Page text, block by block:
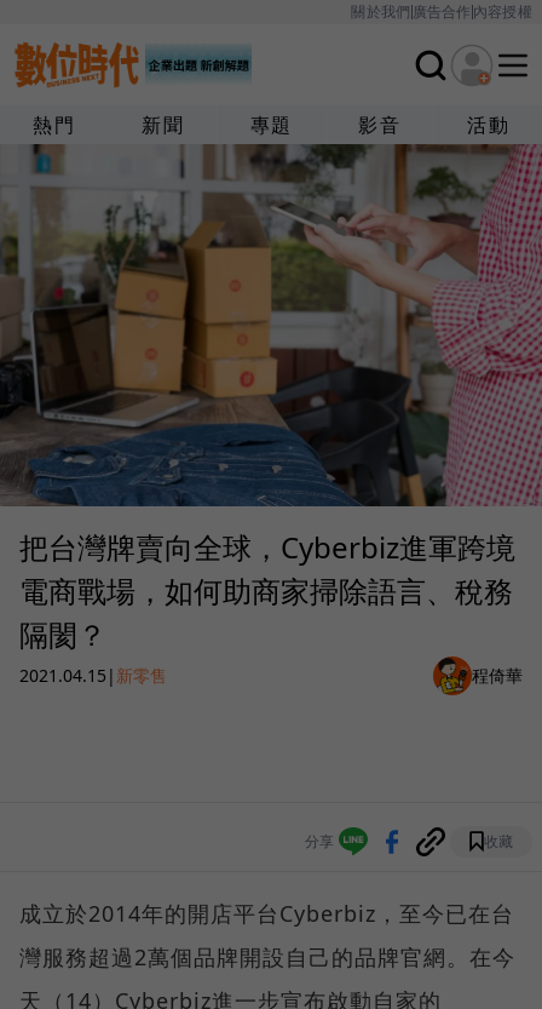
關於我們廣告合作內容授權
熱門 新聞 專題 影音 活動
把台灣牌賣向全球，Cyberbiz進軍跨境
電商戰場，如何助商家掃除語言、稅務
隔閡？
2021.04.15 | 新零售 程倚華
分享 收藏
成立於2014年的開店平台Cyberbiz，至今已在台
灣服務超過2萬個品牌開設自己的品牌官網。在今
天（14）Cyberbiz進一步宣布啟動自家的